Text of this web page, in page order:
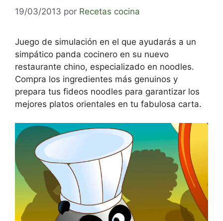
19/03/2013 por Recetas cocina
Juego de simulación en el que ayudarás a un
simpático panda cocinero en su nuevo
restaurante chino, especializado en noodles.
Compra los ingredientes más genuinos y
prepara tus fideos noodles para garantizar los
mejores platos orientales en tu fabulosa carta.